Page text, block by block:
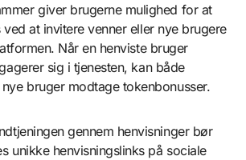
giver brugerne mulighed for at
at invitere venner eller nye brugere
Når en henviste bruger
sig i tjenesten, kan både
bruger modtage tokenbonusser.
gennem henvisninger bør
unikke henvisningslinks på sociale